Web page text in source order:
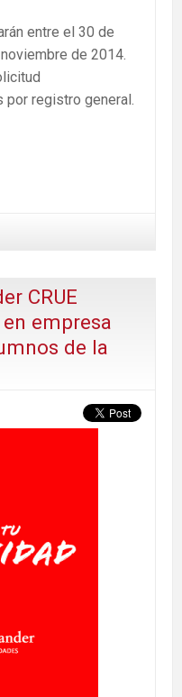
entre el 30 de
de 2014.
registro general.
CRUE
empresa
de la